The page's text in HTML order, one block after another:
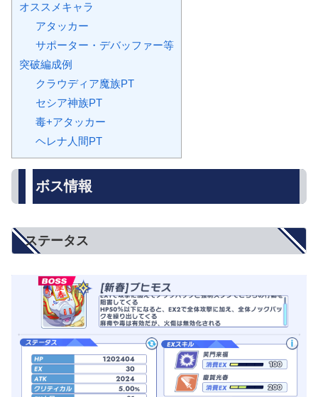
オススメキャラ
アタッカー
サポーター・デバッファー等
突破編成例
クラウディア魔族PT
セシア神族PT
毒+アタッカー
ヘレナ人間PT
ボス情報
ステータス